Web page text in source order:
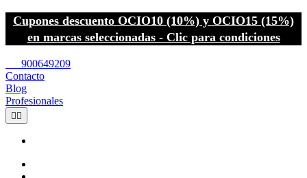
Cupones descuento OCIO10 (10%) y OCIO15 (15%)
en marcas seleccionadas - Clic para condiciones
900649209
Contacto
Blog
Profesionales
 